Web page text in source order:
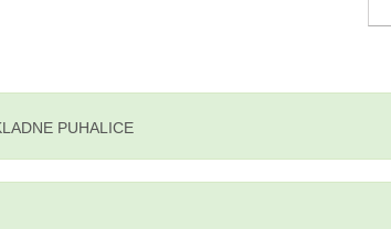
PUHALICE